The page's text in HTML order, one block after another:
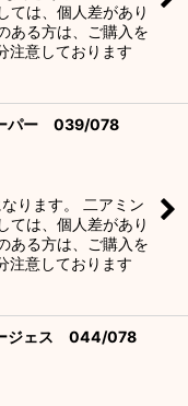
ては、個人差があり
ある方は、ご購入を
注意しております
ーパー 039/078
ります。 二アミン
ては、個人差があり
ある方は、ご購入を
注意しております
ージェス 044/078